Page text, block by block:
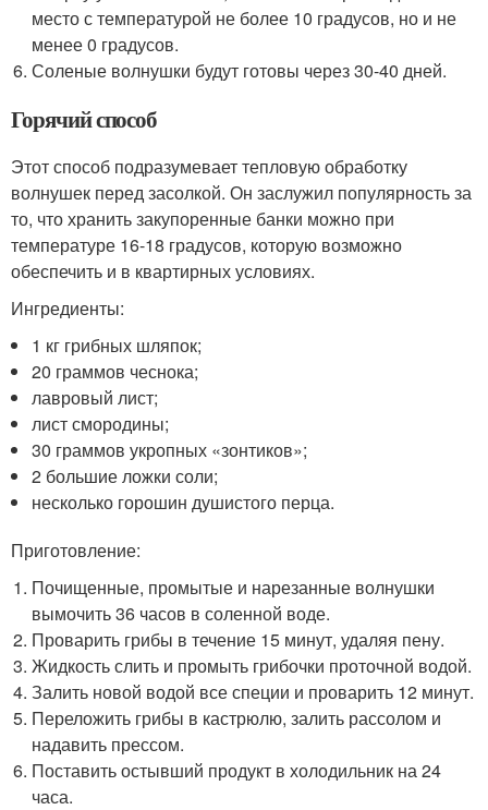
место с температурой не более 10 градусов, но и не
менее 0 градусов.
Соленые волнушки будут готовы через 30-40 дней.
Горячий способ
Этот способ подразумевает тепловую обработку
волнушек перед засолкой. Он заслужил популярность за
то, что хранить закупоренные банки можно при
температуре 16-18 градусов, которую возможно
обеспечить и в квартирных условиях.
Ингредиенты:
1 кг грибных шляпок;
20 граммов чеснока;
лавровый лист;
лист смородины;
30 граммов укропных «зонтиков»;
2 большие ложки соли;
несколько горошин душистого перца.
Приготовление:
Почищенные, промытые и нарезанные волнушки
вымочить 36 часов в соленной воде.
Проварить грибы в течение 15 минут, удаляя пену.
Жидкость слить и промыть грибочки проточной водой.
Залить новой водой все специи и проварить 12 минут.
Переложить грибы в кастрюлю, залить рассолом и
надавить прессом.
Поставить остывший продукт в холодильник на 24
часа.